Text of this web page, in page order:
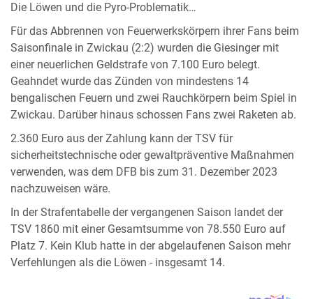
Die Löwen und die Pyro-Problematik…
Für das Abbrennen von Feuerwerkskörpern ihrer Fans beim
Saisonfinale in Zwickau (2:2) wurden die Giesinger mit
einer neuerlichen Geldstrafe von 7.100 Euro belegt.
Geahndet wurde das Zünden von mindestens 14
bengalischen Feuern und zwei Rauchkörpern beim Spiel in
Zwickau. Darüber hinaus schossen Fans zwei Raketen ab.
2.360 Euro aus der Zahlung kann der TSV für
sicherheitstechnische oder gewaltpräventive Maßnahmen
verwenden, was dem DFB bis zum 31. Dezember 2023
nachzuweisen wäre.
In der Strafentabelle der vergangenen Saison landet der
TSV 1860 mit einer Gesamtsumme von 78.550 Euro auf
Platz 7. Kein Klub hatte in der abgelaufenen Saison mehr
Verfehlungen als die Löwen - insgesamt 14.